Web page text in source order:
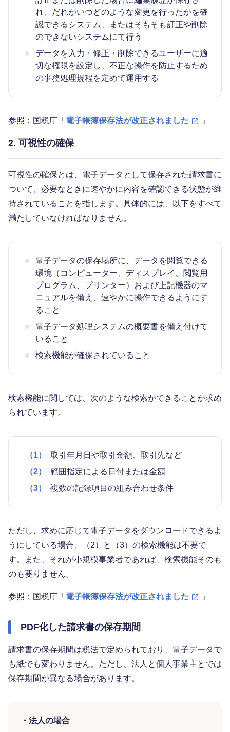
れ、だれがいつどのような変更を行ったかを確
認できるシステム、またはそもそも訂正や削除
のできないシステムにて行う
データを入力・修正・削除できるユーザーに適
切な権限を設定し、不正な操作を防止するため
の事務処理規程を定めて運用する
参照：国税庁「 電子帳簿保存法が改正されました 」
2. 可視性の確保
可視性の確保とは、電子データとして保存された請求書に
ついて、必要なときに速やかに内容を確認できる状態が維
持されていることを指します。具体的には、以下をすべて
満たしていなければなりません。
電子データの保存場所に、データを閲覧できる
環境（コンピューター、ディスプレイ、閲覧用
プログラム、プリンター）および上記機器のマ
ニュアルを備え、速やかに操作できるようにす
ること
電子データ処理システムの概要書を備え付けて
いること
検索機能が確保されていること
検索機能に関しては、次のような検索ができることが求め
られています。
（1）
取引年月日や取引金額、取引先など
（2）
範囲指定による日付または金額
（3）
複数の記録項目の組み合わせ条件
ただし、求めに応じて電子データをダウンロードできるよ
うにしている場合、（2）と（3）の検索機能は不要で
す。また、それが小規模事業者であれば、検索機能そのも
のも要りません。
参照：国税庁「 電子帳簿保存法が改正されました 」
PDF化した請求書の保存期間
請求書の保存期間は税法で定められており、電子データで
も紙でも変わりません。ただし、法人と個人事業主とでは
保存期間が異なる場合があります。
・法人の場合